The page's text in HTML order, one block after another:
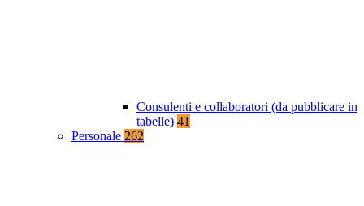
Consulenti e collaboratori (da pubblicare in
tabelle) 41
Personale 262